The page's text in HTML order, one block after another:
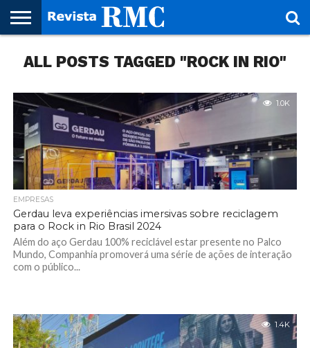
REVISTA
RMC
PROJETO
CULTURAL
RMC – 20
CIDADES
ARTE &
CULTURA
NOTÍCIAS
CORPORATIVAS
EDIÇÕES
ANTERIORES
PARCEIROS
FAÇA
O
FALE
CONOSCO
ALL POSTS TAGGED "ROCK IN RIO"
1.0K
EMPRESAS
Gerdau leva experiências imersivas sobre reciclagem
para o Rock in Rio Brasil 2024
Além do aço Gerdau 100% reciclável estar presente no Palco
Mundo, Companhia promoverá uma série de ações de interação
com o público...
1.4K